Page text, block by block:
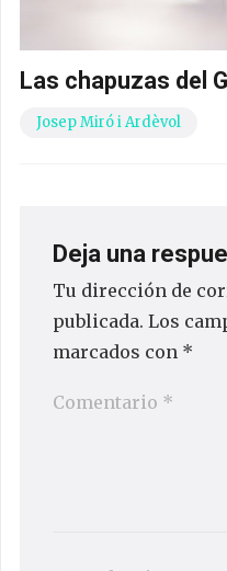
Las chapuzas del
Josep Miró i Ardèvol
Deja una
Tu dirección de
publicada. Los
marcados con *